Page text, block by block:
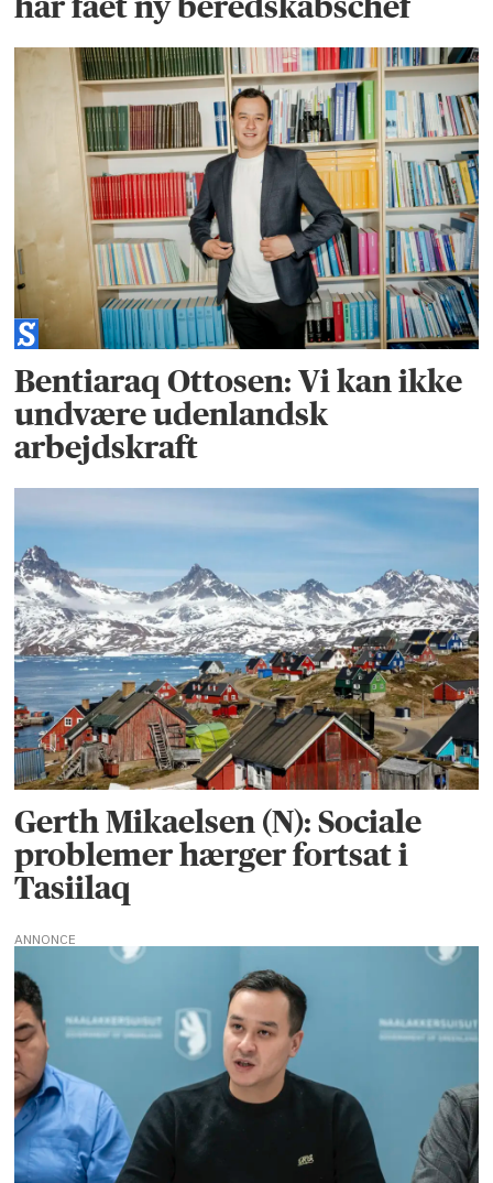
Bentiaraq Ottosen: Vi kan ikke
undvære udenlandsk
arbejdskraft
Gerth Mikaelsen (N): Sociale
problemer hærger fortsat i
Tasiilaq
ANNONCE